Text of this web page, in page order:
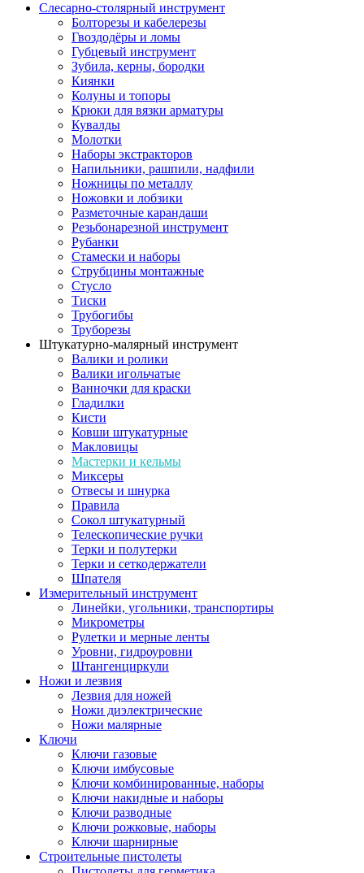
Слесарно-столярный инструмент
Болторезы и кабелерезы
Гвоздодёры и ломы
Губцевый инструмент
Зубила, керны, бородки
Киянки
Колуны и топоры
Крюки для вязки арматуры
Кувалды
Молотки
Наборы экстракторов
Напильники, рашпили, надфили
Ножницы по металлу
Ножовки и лобзики
Разметочные карандаши
Резьбонарезной инструмент
Рубанки
Стамески и наборы
Струбцины монтажные
Стусло
Тиски
Трубогибы
Труборезы
Штукатурно-малярный инструмент
Валики и ролики
Валики игольчатые
Ванночки для краски
Гладилки
Кисти
Ковши штукатурные
Макловицы
Мастерки и кельмы
Миксеры
Отвесы и шнурка
Правила
Сокол штукатурный
Телескопические ручки
Терки и полутерки
Терки и сеткодержатели
Шпателя
Измерительный инструмент
Линейки, угольники, транспортиры
Микрометры
Рулетки и мерные ленты
Уровни, гидроуровни
Штангенциркули
Ножи и лезвия
Лезвия для ножей
Ножи диэлектрические
Ножи малярные
Ключи
Ключи газовые
Ключи имбусовые
Ключи комбинированные, наборы
Ключи накидные и наборы
Ключи разводные
Ключи рожковые, наборы
Ключи шарнирные
Строительные пистолеты